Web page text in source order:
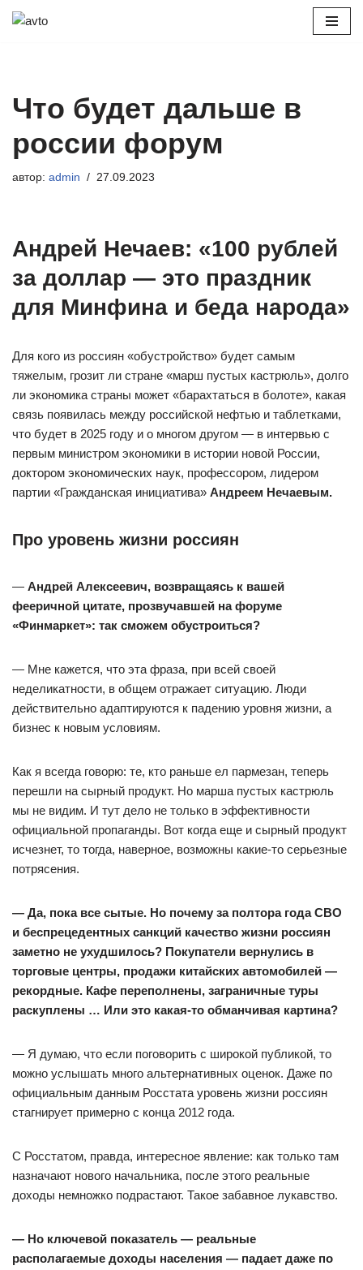
Что будет дальше в
россии форум
автор: admin 27.09.2023
Андрей Нечаев: «100 рублей
за доллар — это праздник
для Минфина и беда народа»
Для кого из россиян «обустройство» будет самым
тяжелым, грозит ли стране «марш пустых кастрюль», долго
ли экономика страны может «барахтаться в болоте», какая
связь появилась между российской нефтью и таблетками,
что будет в 2025 году и о многом другом — в интервью с
первым министром экономики в истории новой России,
доктором экономических наук, профессором, лидером
партии «Гражданская инициатива» Андреем Нечаевым.
Про уровень жизни россиян
— Андрей Алексеевич, возвращаясь к вашей
фееричной цитате, прозвучавшей на форуме
«Финмаркет»: так сможем обустроиться?
— Мне кажется, что эта фраза, при всей своей
неделикатности, в общем отражает ситуацию. Люди
действительно адаптируются к падению уровня жизни, а
бизнес к новым условиям.
Как я всегда говорю: те, кто раньше ел пармезан, теперь
перешли на сырный продукт. Но марша пустых кастрюль
мы не видим. И тут дело не только в эффективности
официальной пропаганды. Вот когда еще и сырный продукт
исчезнет, то тогда, наверное, возможны какие-то серьезные
потрясения.
— Да, пока все сытые. Но почему за полтора года СВО
и беспрецедентных санкций качество жизни россиян
заметно не ухудшилось? Покупатели вернулись в
торговые центры, продажи китайских автомобилей —
рекордные. Кафе переполнены, заграничные туры
раскуплены … Или это какая-то обманчивая картина?
— Я думаю, что если поговорить с широкой публикой, то
можно услышать много альтернативных оценок. Даже по
официальным данным Росстата уровень жизни россиян
стагнирует примерно с конца 2012 года.
С Росстатом, правда, интересное явление: как только там
назначают нового начальника, после этого реальные
доходы немножко подрастают. Такое забавное лукавство.
— Но ключевой показатель — реальные
располагаемые доходы населения — падает даже по